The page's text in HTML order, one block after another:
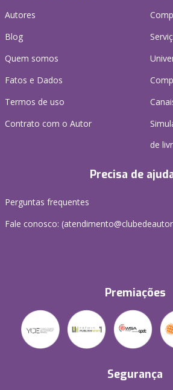
Autores
Blog
Quem somos
Fatos e Dados
Termos de uso
Contrato com o Autor
de
Precisa de
Perguntas frequentes
Fale conosco:
Premiações
Segurança